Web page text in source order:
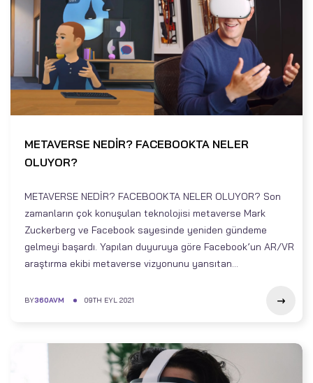
METAVERSE NEDİR? FACEBOOKTA NELER
OLUYOR?
METAVERSE NEDİR? FACEBOOKTA NELER OLUYOR? Son
zamanların çok konuşulan teknolojisi metaverse Mark
Zuckerberg ve Facebook sayesinde yeniden gündeme
gelmeyi başardı. Yapılan duyuruya göre Facebook’un AR/VR
araştırma ekibi metaverse vizyonunu yansıtan...
BY360AVM 09TH EYL 2021